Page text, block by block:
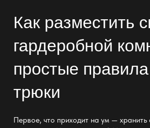
Как разместить
гардеробной
простые
трюки
Первое, что приходит на ум — хранить